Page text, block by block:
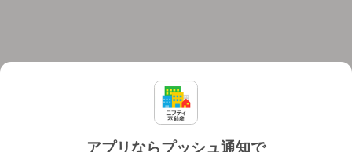
アプリならプッシュ通知で